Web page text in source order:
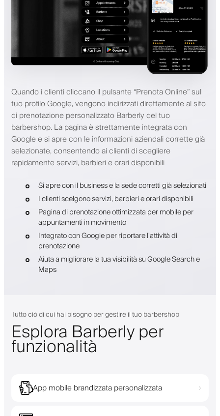
Quando i clienti cliccano il pulsante “Prenota Online” sul
tuo profilo Google, vengono indirizzati direttamente al sito
di prenotazione personalizzato Barberly del tuo
barbershop. La pagina è strettamente integrata con
Google e si apre con le informazioni aziendali corrette già
selezionate, consentendo ai clienti di scegliere
rapidamente servizi, barbieri e orari disponibili
Si apre con il business e la sede corretti già selezionati
I clienti scelgono servizi, barbieri e orari disponibili
Pagina di prenotazione ottimizzata per mobile per
appuntamenti in movimento
Integrato con Google per riportare l'attività di
prenotazione
Aiuta a migliorare la tua visibilità su Google Search e
Maps
Tutto ciò di cui hai bisogno per gestire il tuo barbershop
Esplora Barberly per
funzionalità
App mobile brandizzata personalizzata ›